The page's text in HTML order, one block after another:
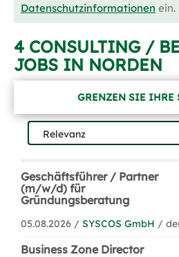
Datenschutzinformationen ein.
4 CONSULTING /
JOBS IN NORDEN
GRENZEN SIE IHRE
Geschäftsführer / Partner
(m/w/d) für
Gründungsberatung
05.08.2026 / SYSCOS GmbH /
Business Zone Director